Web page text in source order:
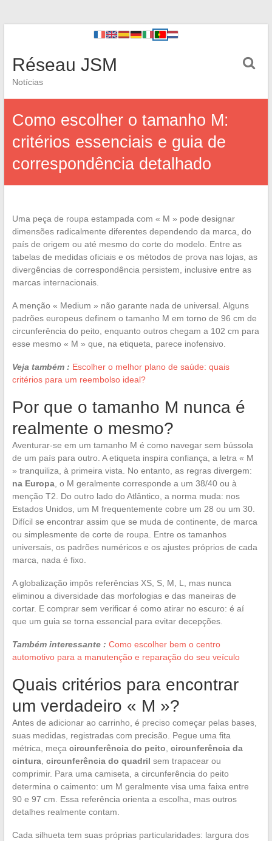
Réseau JSM
Notícias
Como escolher o tamanho M:
critérios essenciais e guia de
correspondência detalhado
Uma peça de roupa estampada com « M » pode designar
dimensões radicalmente diferentes dependendo da marca, do
país de origem ou até mesmo do corte do modelo. Entre as
tabelas de medidas oficiais e os métodos de prova nas lojas, as
divergências de correspondência persistem, inclusive entre as
marcas internacionais.
A menção « Medium » não garante nada de universal. Alguns
padrões europeus definem o tamanho M em torno de 96 cm de
circunferência do peito, enquanto outros chegam a 102 cm para
esse mesmo « M » que, na etiqueta, parece inofensivo.
Veja também : Escolher o melhor plano de saúde: quais
critérios para um reembolso ideal?
Por que o tamanho M nunca é
realmente o mesmo?
Aventurar-se em um tamanho M é como navegar sem bússola
de um país para outro. A etiqueta inspira confiança, a letra « M
» tranquiliza, à primeira vista. No entanto, as regras divergem:
na Europa, o M geralmente corresponde a um 38/40 ou à
menção T2. Do outro lado do Atlântico, a norma muda: nos
Estados Unidos, um M frequentemente cobre um 28 ou um 30.
Difícil se encontrar assim que se muda de continente, de marca
ou simplesmente de corte de roupa. Entre os tamanhos
universais, os padrões numéricos e os ajustes próprios de cada
marca, nada é fixo.
A globalização impôs referências XS, S, M, L, mas nunca
eliminou a diversidade das morfologias e das maneiras de
cortar. E comprar sem verificar é como atirar no escuro: é aí
que um guia se torna essencial para evitar decepções.
Também interessante : Como escolher bem o centro
automotivo para a manutenção e reparação do seu veículo
Quais critérios para encontrar
um verdadeiro « M »?
Antes de adicionar ao carrinho, é preciso começar pelas bases,
suas medidas, registradas com precisão. Pegue uma fita
métrica, meça circunferência do peito circunferência da
cintura, circunferência do quadril sem trapacear ou
comprimir. Para uma camiseta, a circunferência do peito
determina o caimento: um M geralmente visa uma faixa entre
90 e 97 cm. Essa referência orienta a escolha, mas outros
detalhes realmente contam.
Cada silhueta tem suas próprias particularidades: largura dos